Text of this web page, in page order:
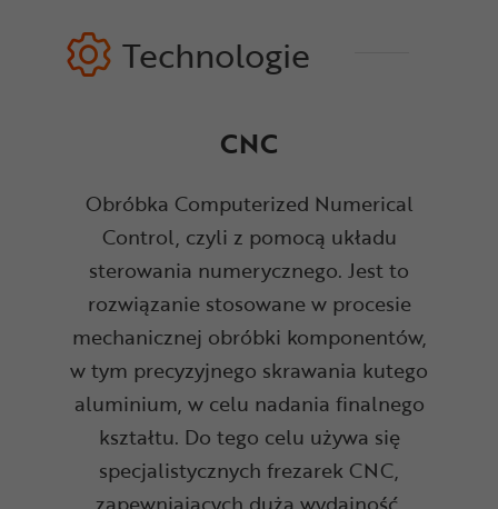
Technologie
CNC
Obróbka Computerized Numerical
Control, czyli z pomocą układu
sterowania numerycznego. Jest to
rozwiązanie stosowane w procesie
mechanicznej obróbki komponentów,
w tym precyzyjnego skrawania kutego
aluminium, w celu nadania finalnego
kształtu. Do tego celu używa się
specjalistycznych frezarek CNC,